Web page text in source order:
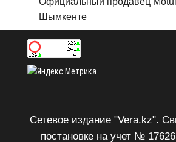
Шымкенте
Сетевое издание "Vera.kz".
постановке на учет №